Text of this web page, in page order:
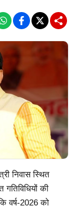
निवास स्थित
की
वर्ष-2026 को